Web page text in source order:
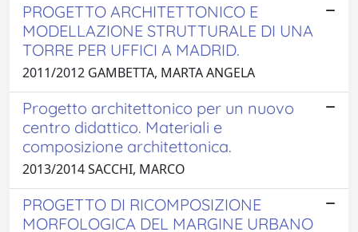
PROGETTO ARCHITETTONICO E
MODELLAZIONE STRUTTURALE DI UNA
TORRE PER UFFICI A MADRID.
2011/2012 GAMBETTA, MARTA ANGELA
Progetto architettonico per un nuovo
centro didattico. Materiali e
composizione architettonica.
2013/2014 SACCHI, MARCO
PROGETTO DI RICOMPOSIZIONE
MORFOLOGICA DEL MARGINE URBANO